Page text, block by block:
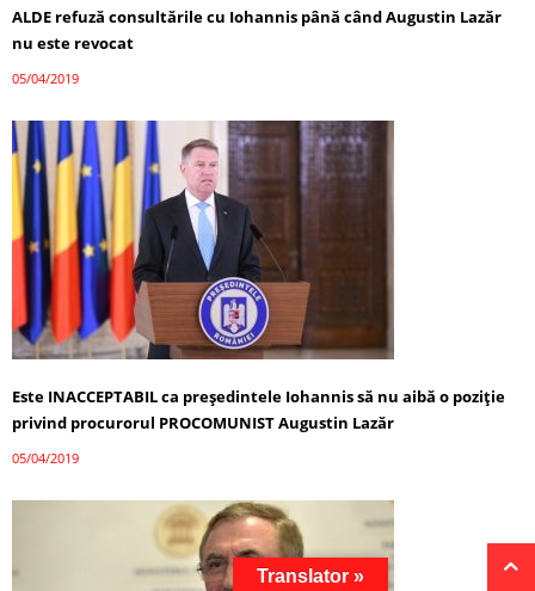
ALDE refuză consultările cu Iohannis până când Augustin Lazăr
nu este revocat
05/04/2019
Este INACCEPTABIL ca președintele Iohannis să nu aibă o poziție
privind procurorul PROCOMUNIST Augustin Lazăr
05/04/2019
Translator »